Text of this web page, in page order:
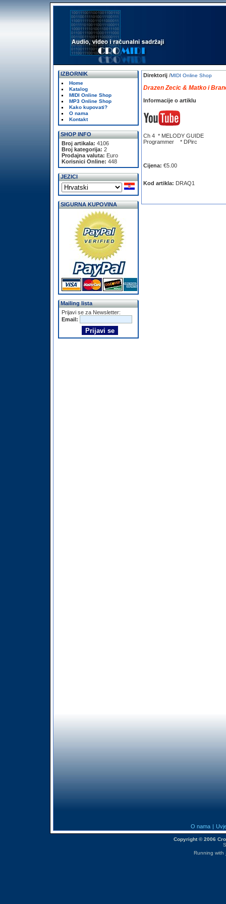
IZBORNIK
Home
Katalog
MIDI Online Shop
MP3 Online Shop
Kako kupovati?
O nama
Kontakt
SHOP INFO
Broj artikala: 4106
Broj kategorija: 2
Prodajna valuta: Euro
Korisnici Online: 448
JEZICI
SIGURNA KUPOVINA
Mailing lista
Prijavi se za Newsletter:
Email:
Direktorij /MIDI Online Shop
Drazen Zecic & Matko i
Informacije o artiklu
Ch 4 * MELODY GUIDE
Programmer * DPirc
Cijena: €5.00
Kod artikla: DRAQ1
O nama |
Copyright © 2006
Running with